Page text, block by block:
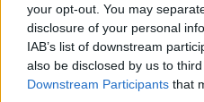
your opt-out. You may
disclosure of your personal
IAB’s list of downstream
also be disclosed by us to
Downstream Participants that
la tua storia?
AUTORE